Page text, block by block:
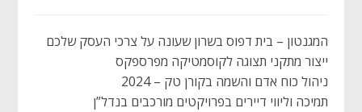
המגנטון – בית דפוס בשרון שעונה על צרכי העסק שלכם
ייצור מתקני תצוגה לקוסמטיקה מפרספקס
ניהול כוח אדם והשמה בקורן טק – 2024
תמיכה וליווי דיירים בפרויקטים מורכבים בנדל”ן